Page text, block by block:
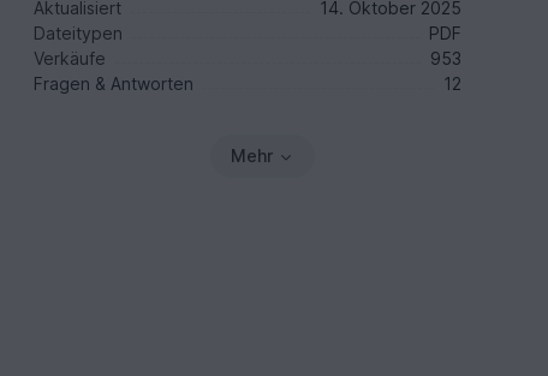
Aktualisiert
14. Oktober 2025
Dateitypen
PDF
Verkäufe
953
Fragen & Antworten
12
Mehr